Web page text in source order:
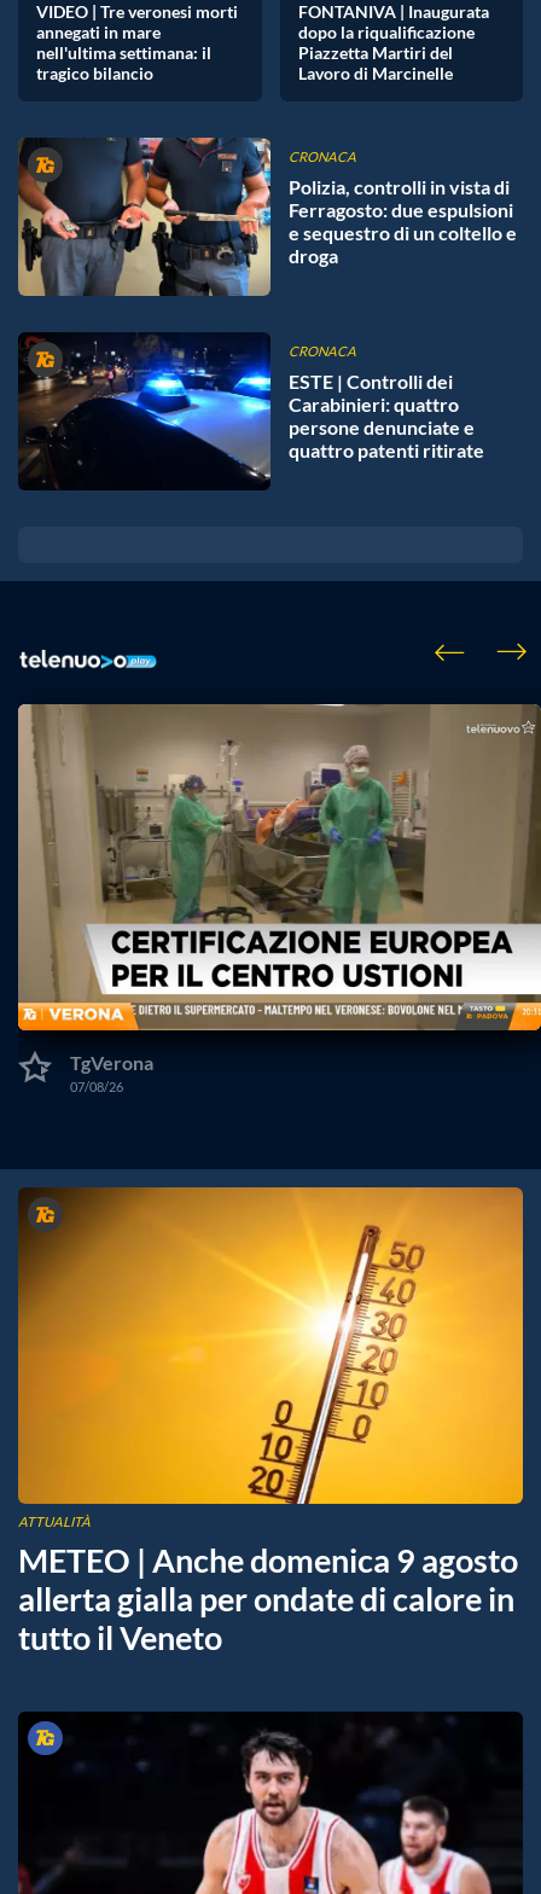
VIDEO | Tre veronesi morti
annegati in mare
nell'ultima settimana: il
tragico bilancio
FONTANIVA | Inaugurata
dopo la riqualificazione
Piazzetta Martiri del
Lavoro di Marcinelle
CRONACA
Polizia, controlli in vista di
Ferragosto: due espulsioni
e sequestro di un coltello e
droga
CRONACA
ESTE | Controlli dei
Carabinieri: quattro
persone denunciate e
quattro patenti ritirate
TgVerona
07/08/26
ATTUALITÀ
METEO | Anche domenica 9 agosto
allerta gialla per ondate di calore in
tutto il Veneto